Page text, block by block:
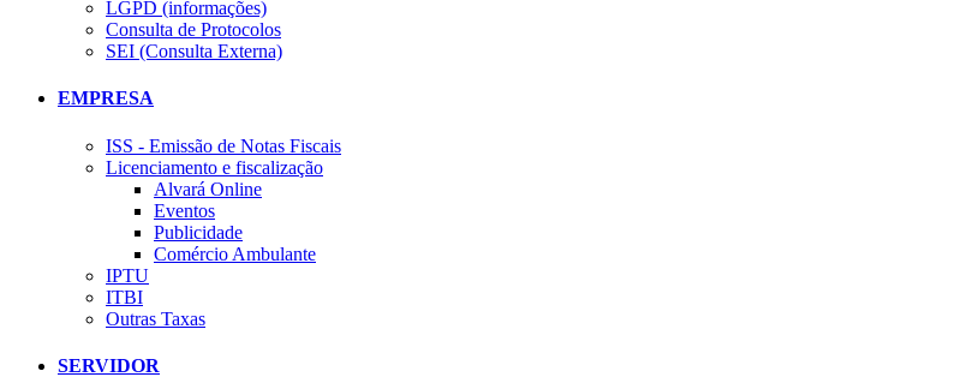
LGPD (informações)
Consulta de Protocolos
SEI (Consulta Externa)
EMPRESA
ISS - Emissão de Notas Fiscais
Licenciamento e fiscalização
Alvará Online
Eventos
Publicidade
Comércio Ambulante
IPTU
ITBI
Outras Taxas
SERVIDOR